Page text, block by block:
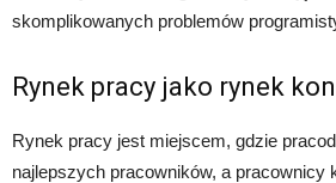
skomplikowanych problemów
Rynek pracy jako rynek
Rynek pracy jest miejscem, gdzie
najlepszych pracowników, a pracownicy